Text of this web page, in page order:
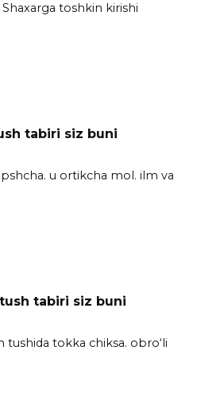
toshkin kirishi
tabiri siz buni
u ortikcha mol. ilm va
tabiri siz buni
tushida tokka chiksa. obro‘li